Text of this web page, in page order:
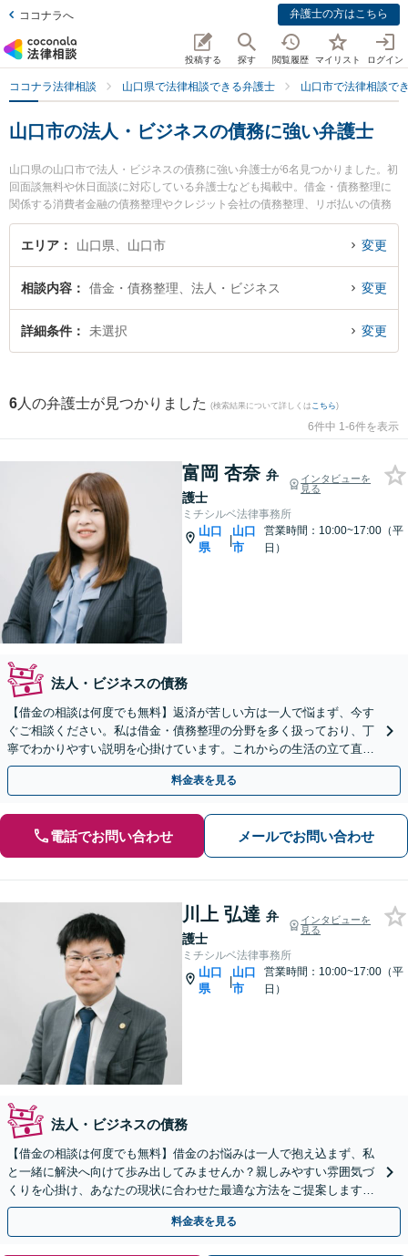
ココナラへ 弁護士の方はこちら
投稿する 探す 閲覧履歴 マイリスト ログイン
ココナラ法律相談 山口県で法律相談できる弁護士 山口市で法律相談で
山口市の法人・ビジネスの債務に強い弁護士
山口県の山口市で法人・ビジネスの債務に強い弁護士が6名見つかりました。初
回面談無料や休日面談に対応している弁護士なども掲載中。借金・債務整理に
関係する消費者金融の債務整理やクレジット会社の債務整理、リボ払いの債務
整理等の細かな分野での絞り込み検索もでき便利です。特にミチシルベ法律事
務所の富岡 杏奈弁護士やミチシルベ法律事務所の川上 弘達弁護士、岡野法律事
トラブルを今すぐに弁護士に相談したい』『法人・ビジネスの債務のトラブル
解決の実績豊富な近くの弁護士を検索したい』『初回相談無料で法人・ビジネ
スの債務を法律相談できる山口市内の弁護士に相談予約したい』などでお困り
エリア 山口県、山口市 変更
相談内容 借金・債務整理、法人・ビジネス 変更
詳細条件 未選択 変更
6 人の弁護士が見つかりました (検索結果について詳しくは こちら)
6件中 1-6件を表示
富岡 杏奈 弁
護士
インタビューを
見る
ミチシルベ法律事務所
山口
県
|
山口
市
営業時間：10:00~17:00（平
日）
法人・ビジネスの債務
【借金の相談は何度でも無料】返済が苦しい方は一人で悩まず、今す
ぐご相談ください。私は借金・債務整理の分野を多く扱っており、丁
寧でわかりやすい説明を心掛けています。これからの生活の立て直し
を全力で支えます【山口駅徒歩13分】【駐車場完備】
料金表を見る
電話でお問い合わせ メールでお問い合わせ
川上 弘達 弁
護士
インタビューを
見る
ミチシルベ法律事務所
山口
県
|
山口
市
営業時間：10:00~17:00（平
日）
法人・ビジネスの債務
【借金の相談は何度でも無料】借金のお悩みは一人で抱え込まず、私
と一緒に解決へ向けて歩み出してみませんか？親しみやすい雰囲気づ
くりを心掛け、あなたの現状に合わせた最適な方法をご提案します。
【山口駅徒歩13分】【駐車場完備】
料金表を見る